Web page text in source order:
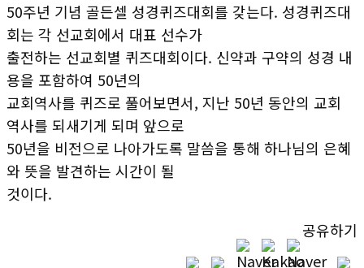
50주년 기념 골든셀 성경퀴즈대회를 갖는다. 성경퀴즈대
회는 각 선교회에서 대표 선수가
출전하는 선교회별 퀴즈대회이다. 신약과 구약의 성경 내
용을 포함하여 50년의
교회역사를 퀴즈로 풀어보면서, 지난 50년 동안의 교회
역사를 되새기게 되며 앞으로
50년을 비전으로 나아가도록 말씀을 통해 하나님의 은혜
와 뜻을 발견하는 시간이 될
것이다.
공유하기